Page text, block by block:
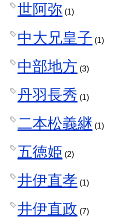
世阿弥 (1)
中大兄皇子 (1)
中部地方 (3)
丹羽長秀 (1)
二本松義継 (1)
五徳姫 (2)
井伊直孝 (1)
井伊直政 (7)